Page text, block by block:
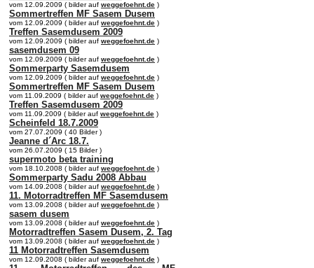
vom 12.09.2009 ( bilder auf weggefoehnt.de )
Sommertreffen MF Sasem Dusem
vom 12.09.2009 ( bilder auf weggefoehnt.de )
Treffen Sasemdusem 2009
vom 12.09.2009 ( bilder auf weggefoehnt.de )
sasemdusem 09
vom 12.09.2009 ( bilder auf weggefoehnt.de )
Sommerparty Sasemdusem
vom 12.09.2009 ( bilder auf weggefoehnt.de )
Sommertreffen MF Sasem Dusem
vom 11.09.2009 ( bilder auf weggefoehnt.de )
Treffen Sasemdusem 2009
vom 11.09.2009 ( bilder auf weggefoehnt.de )
Scheinfeld 18.7.2009
vom 27.07.2009 ( 40 Bilder )
Jeanne d´Arc 18.7.
vom 26.07.2009 ( 15 Bilder )
supermoto beta training
vom 18.10.2008 ( bilder auf weggefoehnt.de )
Sommerparty Sadu 2008 Abbau
vom 14.09.2008 ( bilder auf weggefoehnt.de )
11. Motorradtreffen MF Sasemdusem
vom 13.09.2008 ( bilder auf weggefoehnt.de )
sasem dusem
vom 13.09.2008 ( bilder auf weggefoehnt.de )
Motorradtreffen Sasem Dusem, 2. Tag
vom 13.09.2008 ( bilder auf weggefoehnt.de )
11 Motorradtreffen Sasemdusem
vom 12.09.2008 ( bilder auf weggefoehnt.de )